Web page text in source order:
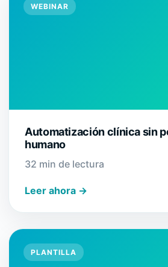
WEBINAR
Automatización clínica sin
humano
32 min de lectura
Leer ahora →
PLANTILLA